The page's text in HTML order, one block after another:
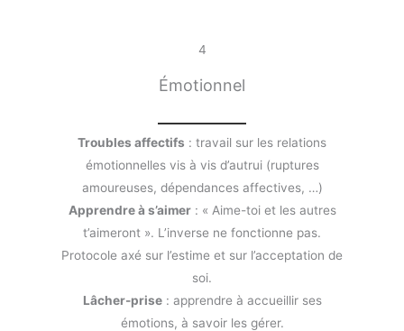
4
Émotionnel
Troubles affectifs : travail sur les relations
émotionnelles vis à vis d’autrui (ruptures
amoureuses, dépendances affectives, …)
Apprendre à s’aimer: « Aime-toi et les autres
t’aimeront ». L’inverse ne fonctionne pas.
Protocole axé sur l’estime et sur l’acceptation de
soi.
Lâcher-prise: apprendre à accueillir ses
émotions, à savoir les gérer.